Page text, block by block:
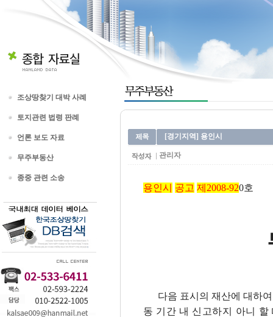
조상땅찾기 대박 사례
토지관련 법령 판례
언론 보도 자료
무주부동산
종중 관련 소송
[경기지역] 용인시
관리자
용인시 공고 제2008-920호
다음 표시의 재산에 대하여
동 기간 내 신고하지 아니